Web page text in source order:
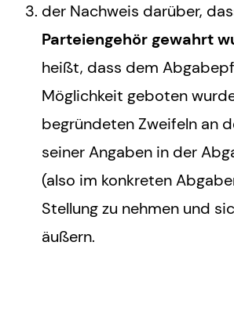
der Nachweis darüber,
Parteiengehör gewahrt
heißt, dass dem
Möglichkeit geboten
begründeten Zweifeln an
seiner Angaben in der
(also im konkreten
Stellung zu nehmen und
äußern.